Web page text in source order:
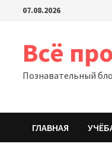
Перейти07.08.2026
Всё
Познавательный
ГЛАВНАЯ